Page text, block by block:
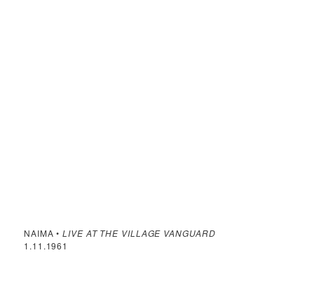
NAIMA •LIVE AT THE VILLAGE VANGUARD
1.11.1961